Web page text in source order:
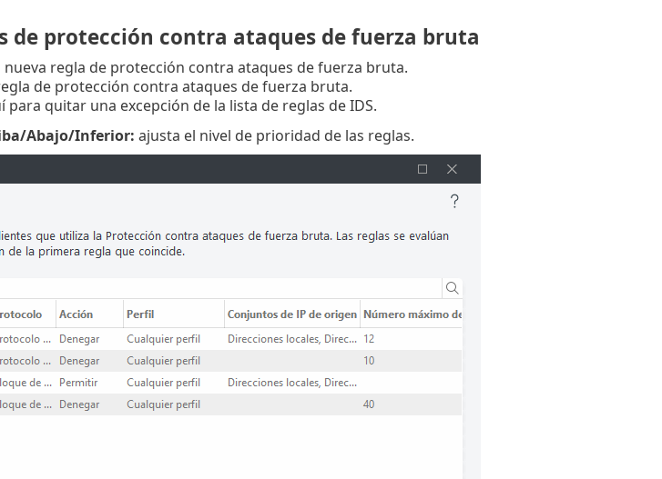
de protección contra ataques de fuerza bruta
regla de protección contra ataques de fuerza bruta.
de protección contra ataques de fuerza bruta.
para quitar una excepción de la lista de reglas de IDS.
Abajo/Inferior: ajusta el nivel de prioridad de las reglas.